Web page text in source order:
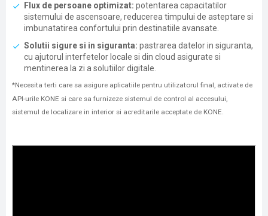
Flux de persoane optimizat: potentarea capacitatilor
sistemului de ascensoare, reducerea timpului de asteptare si
imbunatatirea confortului prin destinatiile avansate.
Solutii sigure si in siguranta: pastrarea datelor in siguranta,
cu ajutorul interfetelor locale si din cloud asigurate si
mentinerea la zi a solutiilor digitale.
*Necesita terti care sa asigure aplicatiile pentru utilizatorul final, activate de
API-urile KONE si care sa furnizeze sistemul de control al accesului,
sistemul de localizare in interior si acreditarile acceptate de KONE.